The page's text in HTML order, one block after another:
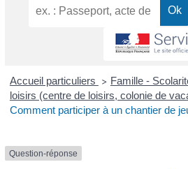
Accueil particuliers > Famille -
loisirs (centre de loisirs, colonie de
Comment participer à un chantier de
Question-réponse